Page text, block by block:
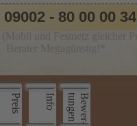
Preis Info B
e
w
e
r
­
t
u
n
g
e
n
09002 - 80 00 00 34